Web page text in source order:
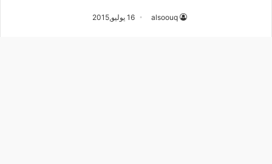
alsoouq 16 يوليو,2015